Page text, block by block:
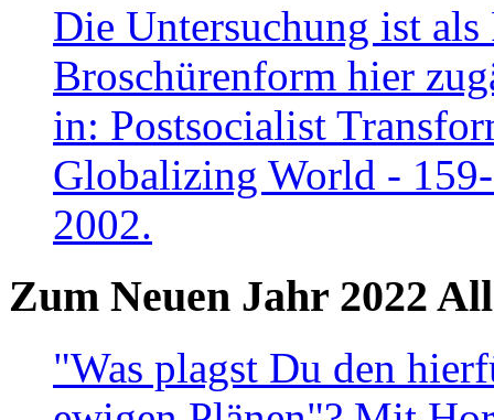
Die Untersuchung ist
Broschürenform hier
in: Postsocialist
Globalizing World -
2002.
Zum Neuen Jahr 2022
"Was plagst Du den